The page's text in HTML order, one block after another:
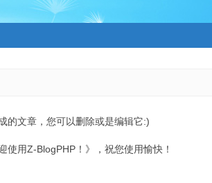
的文章，您可以删除或是编辑它:)
使用Z-BlogPHP！》，祝您使用愉快！